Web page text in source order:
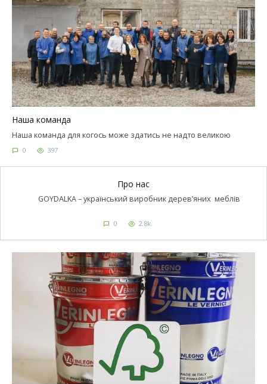
Наша команда
Наша команда для когось може здатись не надто великою
0 397
Про нас
GOYDALKA – український виробник дерев’яних меблів
0 2.8k.